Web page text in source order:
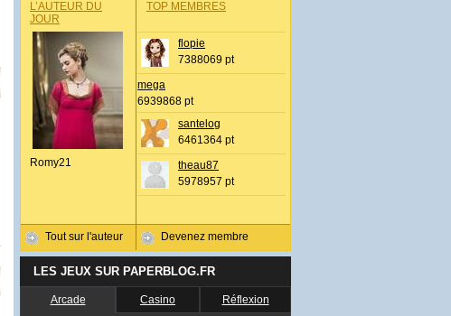
L’AUTEUR DU
JOUR
Romy21
Tout sur l'auteur
TOP MEMBRES
flopie
7388069 pt
mega
6939868 pt
santelog
6461364 pt
theau87
5978957 pt
Devenez membre
LES JEUX SUR PAPERBLOG.FR
Arcade Casino Réflexion